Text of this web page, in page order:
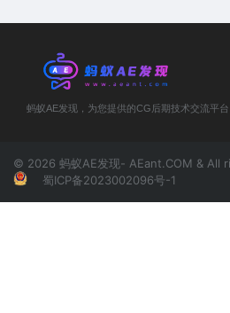
蚂蚁AE发现，为您提供的CG后期技术交流平台
© 2026 蚂蚁AE发现- AEant.COM & All
蜀ICP备2023002096号-1